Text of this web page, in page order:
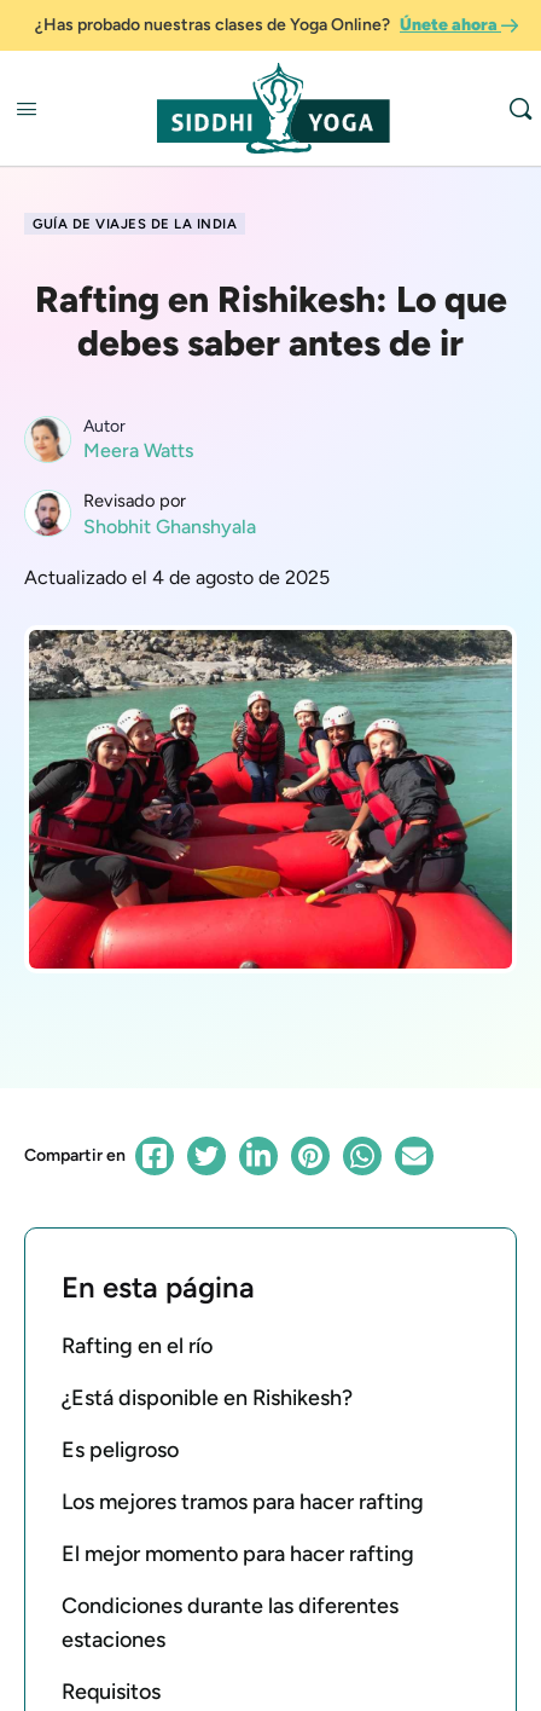
¿Has probado nuestras clases de Yoga Online? Únete ahora
GUÍA DE VIAJES DE LA INDIA
Rafting en Rishikesh: Lo que
debes saber antes de ir
Autor
Meera Watts
Revisado por
Shobhit Ghanshyala
Actualizado el 4 de agosto de 2025
Compartir en
En esta página
Rafting en el río
¿Está disponible en Rishikesh?
Es peligroso
Los mejores tramos para hacer rafting
El mejor momento para hacer rafting
Condiciones durante las diferentes
estaciones
Requisitos